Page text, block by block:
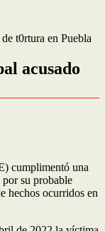
t0rtura en Puebla
acusado
cumplimentó una
su probable
hechos ocurridos en